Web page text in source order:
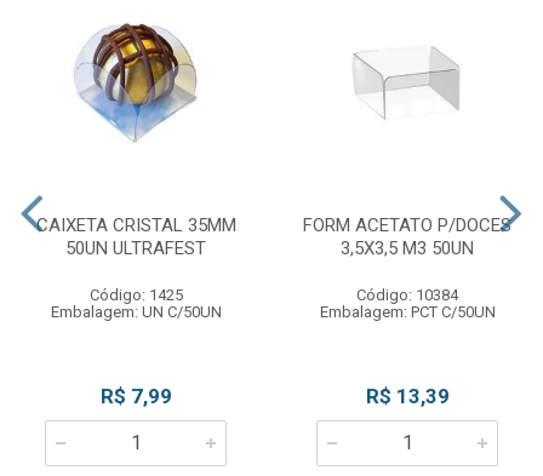
CAIXETA CRISTAL 35MM
50UN ULTRAFEST
Código: 1425
Embalagem: UN C/50UN
R$ 7,99
FORM ACETATO P/DOCES
3,5X3,5 M3 50UN
Código: 10384
Embalagem: PCT C/50UN
R$ 13,39